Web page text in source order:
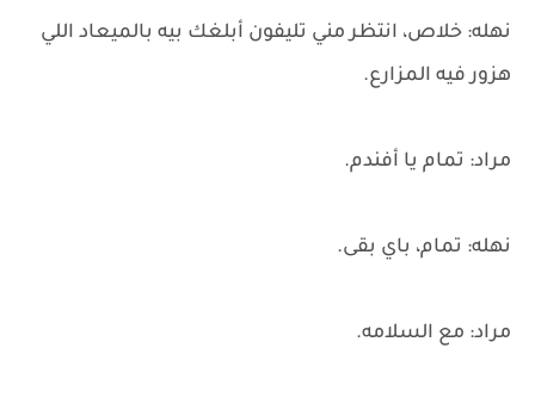
نهله: خلاص، انتظر مني تليفون أبلغك بيه بالميعاد اللي
هزور فيه المزارع.
مراد: تمام يا أفندم.
نهله: تمام، باي بقى.
مراد: مع السلامه.